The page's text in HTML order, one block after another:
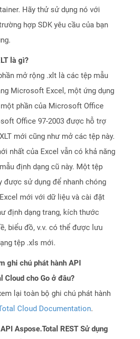
Hãy thử sử dụng nó với
hợp SDK yêu cầu của bạn
là gì?
mở rộng .xlt là các tệp mẫu
Microsoft Excel, một ứng dụng
phần của Microsoft Office
Office 97-2003 được hỗ trợ
mới cũng như mở các tệp này.
nhất của Excel vẫn có khả năng
định dạng cũ này. Một tệp
được sử dụng để nhanh chóng
mới với dữ liệu và cài đặt
định dạng trang, kích thước
biểu đồ, v.v. có thể được lưu
tệp .xls mới.
ghi chú phát hành API
Cloud cho Go ở đâu?
lại toàn bộ ghi chú phát hành
Cloud Documentation.
Aspose.Total REST Sử dụng